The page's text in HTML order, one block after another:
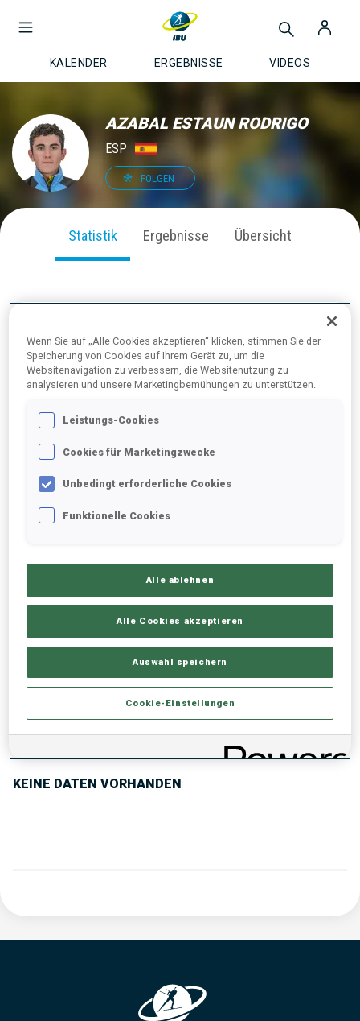
KALENDER ERGEBNISSE VIDEOS
AZABAL ESTAUN RODRIGO
ESP
FOLGEN
Statistik Ergebnisse Übersicht
PERFORMANCE
Keine Daten vorhanden
Keine Daten vorhanden
STEHENDSCHIESSEN
KEINE DATEN VORHANDEN
Wenn Sie auf „Alle Cookies akzeptieren“ klicken, stimmen Sie der
Speicherung von Cookies auf Ihrem Gerät zu, um die
Websitenavigation zu verbessern, die Websitenutzung zu
analysieren und unsere Marketingbemühungen zu unterstützen.
Leistungs-Cookies
Cookies für Marketingzwecke
Unbedingt erforderliche Cookies
Funktionelle Cookies
Alle ablehnen
Alle Cookies akzeptieren
Auswahl speichern
Cookie-Einstellungen